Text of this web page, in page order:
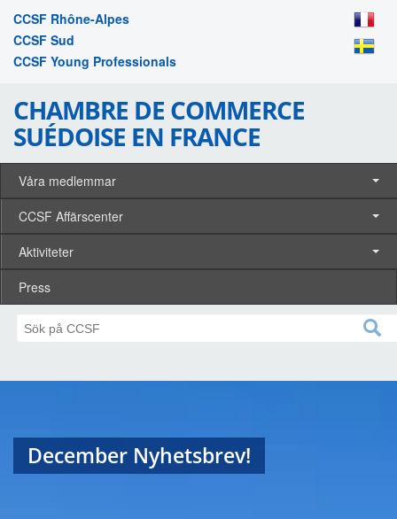
CCSF Rhône-Alpes
CCSF Sud
CCSF Young Professionals
CHAMBRE DE COMMERCE
SUÉDOISE EN FRANCE
Våra medlemmar
CCSF Affärscenter
Aktiviteter
Press
December Nyhetsbrev!